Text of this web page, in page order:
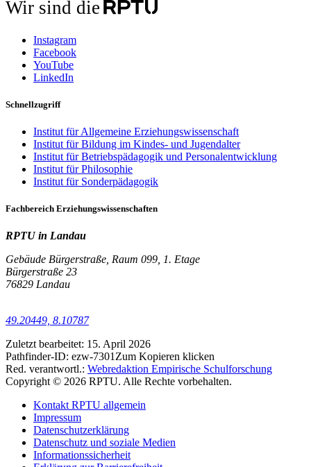
Wir sind die
Instagram
Facebook
YouTube
LinkedIn
Schnellzugriff
Institut für Allgemeine Erziehungswissenschaft
Institut für Bildung im Kindes- und Jugendalter
Institut für Betriebspädagogik und Personalentwicklung
Institut für Philosophie
Institut für Sonderpädagogik
Fachbereich Erziehungswissenschaften
RPTU in Landau
Gebäude Bürgerstraße, Raum 099, 1. Etage
Bürgerstraße 23
76829 Landau
49.20449, 8.10787
Zuletzt bearbeitet: 15. April 2026
Pathfinder-ID: ezw-7301 Zum Kopieren klicken
Red. verantwortl.: Webredaktion Empirische Schulforschung
Copyright © 2026 RPTU. Alle Rechte vorbehalten.
Kontakt RPTU allgemein
Impressum
Datenschutzerklärung
Datenschutz und soziale Medien
Informationssicherheit